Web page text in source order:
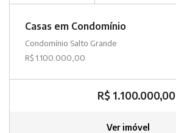
Casas em Condomínio
Condomínio Salto Grande
R$ 1.100.000,00
R$ 1.100.000,00
Ver imóvel